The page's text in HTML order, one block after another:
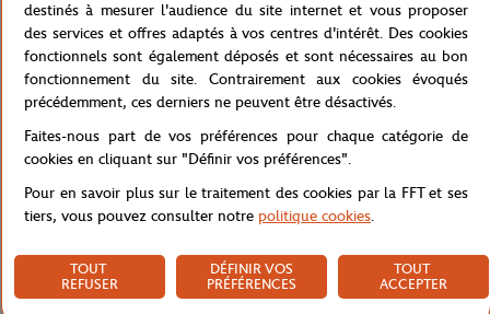
Roland-Garros - Blanc
x Roland-Garros - Vert
WILSON 8,00 €
WILSON 32,00 €
destinés à mesurer l'audience du site internet et vous proposer
des services et offres adaptés à vos centres d'intérêt. Des cookies
fonctionnels sont également déposés et sont nécessaires au bon
fonctionnement du site. Contrairement aux cookies évoqués
précédemment, ces derniers ne peuvent être désactivés.
Faites-nous part de vos préférences pour chaque catégorie de
cookies en cliquant sur "Définir vos préférences".
Pour en savoir plus sur le traitement des cookies par la FFT et ses
tiers, vous pouvez consulter notre politique cookies.
TOUT
REFUSER
DÉFINIR VOS
PRÉFÉRENCES
TOUT
ACCEPTER